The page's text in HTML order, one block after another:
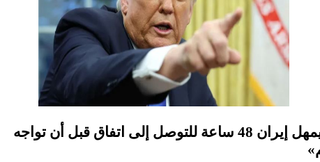
ترامب يمهل إيران 48 ساعة للتوصل إلى اتفاق قبل أن تواجه